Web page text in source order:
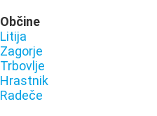
Občine
Litija
Zagorje
Trbovlje
Hrastnik
Radeče